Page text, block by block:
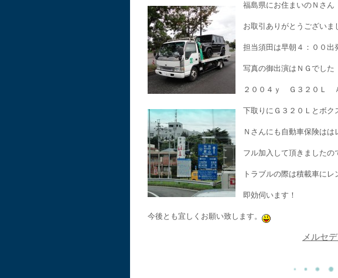
福島県にお住まいのＮさん
お取引ありがとうございま
担当須田は早朝４：００出
写真の御出演はＮＧでした
２００４ｙ Ｇ３２０Ｌ
下取りにＧ３２０Ｌとボク
Ｎさんにも自動車保険は
フル加入して頂きましたの
トラブルの際は積載車に
即効伺います！
今後とも宜しくお願い致します。
メルセ